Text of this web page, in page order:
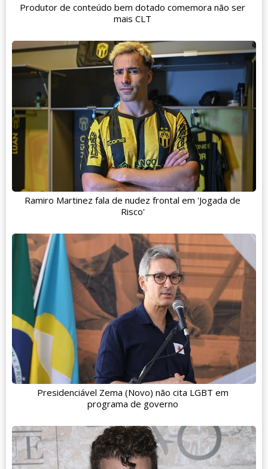
Produtor de conteúdo bem dotado comemora não ser
mais CLT
Ramiro Martinez fala de nudez frontal em 'Jogada de
Risco'
Presidenciável Zema (Novo) não cita LGBT em
programa de governo